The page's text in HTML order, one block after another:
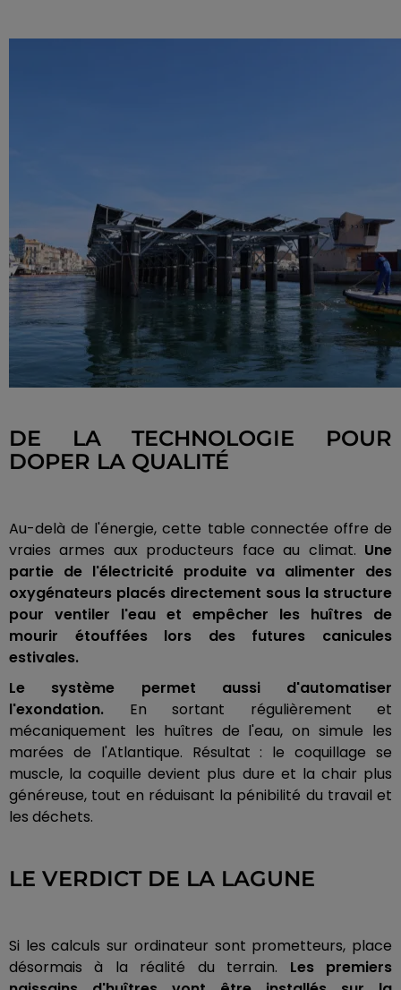
DE LA TECHNOLOGIE POUR
DOPER LA QUALITÉ
Au-delà de l'énergie, cette table connectée offre de
vraies armes aux producteurs face au climat. Une
partie de l'électricité produite va alimenter des
oxygénateurs placés directement sous la structure
pour ventiler l'eau et empêcher les huîtres de
mourir étouffées lors des futures canicules
estivales.
Le système permet aussi d'automatiser
l'exondation. En sortant régulièrement et
mécaniquement les huîtres de l'eau, on simule les
marées de l'Atlantique. Résultat : le coquillage se
muscle, la coquille devient plus dure et la chair plus
généreuse, tout en réduisant la pénibilité du travail et
les déchets.
LE VERDICT DE LA LAGUNE
Si les calculs sur ordinateur sont prometteurs, place
désormais à la réalité du terrain. Les premiers